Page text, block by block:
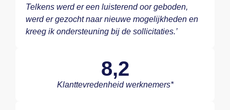
Telkens werd er een luisterend oor geboden,
werd er gezocht naar nieuwe mogelijkheden en
kreeg ik ondersteuning bij de sollicitaties.’
8,2
Klanttevredenheid werknemers*